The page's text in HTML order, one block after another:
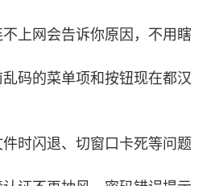
上网会告诉你原因，不用瞎
码的菜单项和按钮现在都汉
时闪退、切窗口卡死等问题